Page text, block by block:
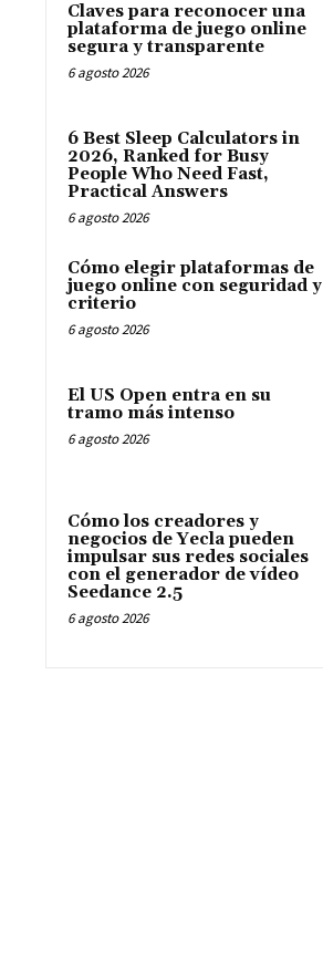
Claves para reconocer una
plataforma de juego online
segura y transparente
6 agosto 2026
6 Best Sleep Calculators in
2026, Ranked for Busy
People Who Need Fast,
Practical Answers
6 agosto 2026
Cómo elegir plataformas de
juego online con seguridad y
criterio
6 agosto 2026
El US Open entra en su
tramo más intenso
6 agosto 2026
Cómo los creadores y
negocios de Yecla pueden
impulsar sus redes sociales
con el generador de vídeo
Seedance 2.5
6 agosto 2026